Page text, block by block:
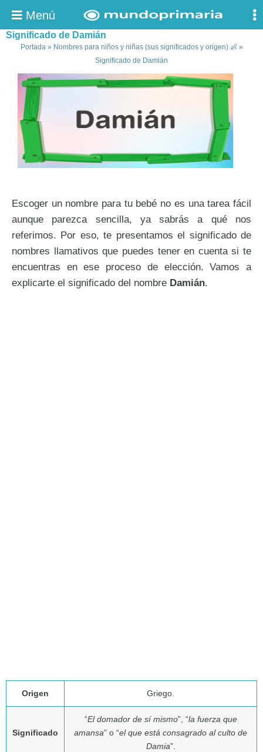
Menú
Significado de Damián
Portada» Nombres para niños y niñas (sus significados y origen) 👶»
Significado de Damián
Escoger un nombre para tu bebé no es una tarea fácil
aunque parezca sencilla, ya sabrás a qué nos
referimos. Por eso, te presentamos el significado de
nombres llamativos que puedes tener en cuenta si te
encuentras en ese proceso de elección. Vamos a
explicarte el significado del nombre Damián.
Origen Griego.
Significado
“El domador de sí mismo”, “la fuerza que
amansa” o “el que está consagrado al culto de
Damia”.